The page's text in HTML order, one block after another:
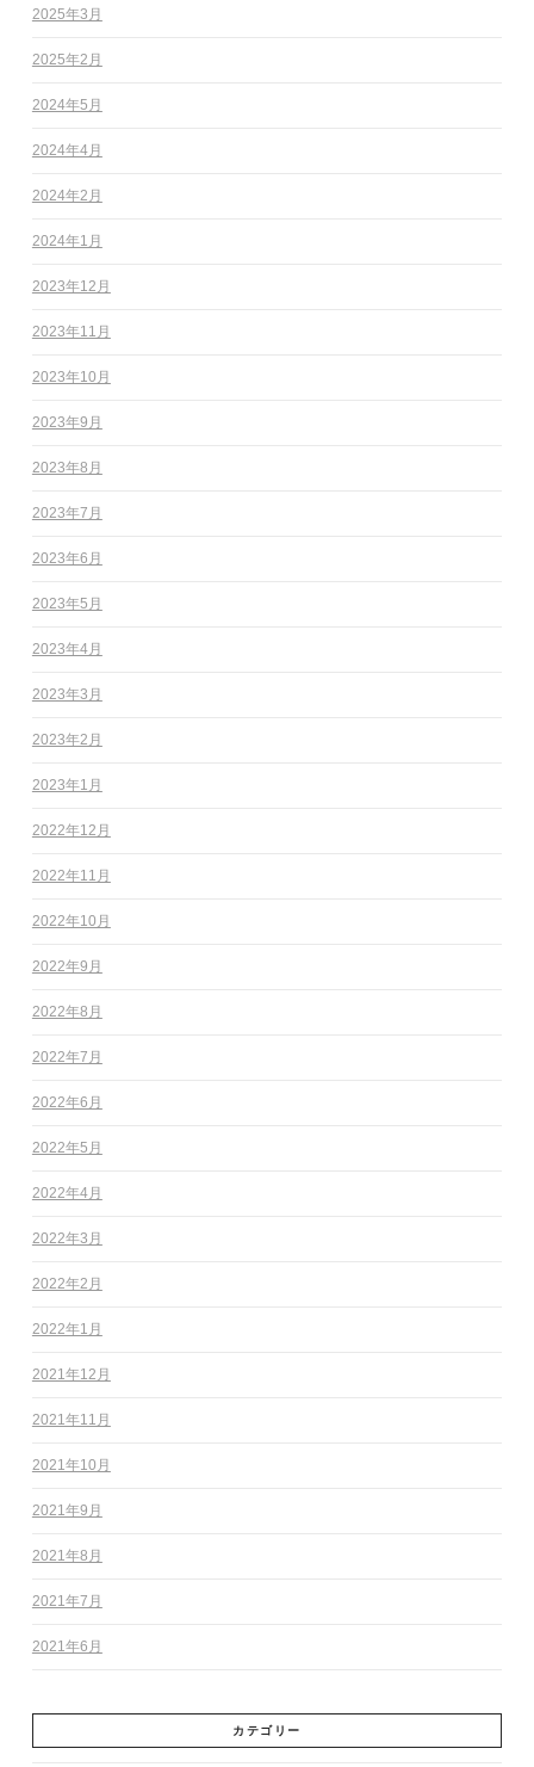
2025年3月
2025年2月
2024年5月
2024年4月
2024年2月
2024年1月
2023年12月
2023年11月
2023年10月
2023年9月
2023年8月
2023年7月
2023年6月
2023年5月
2023年4月
2023年3月
2023年2月
2023年1月
2022年12月
2022年11月
2022年10月
2022年9月
2022年8月
2022年7月
2022年6月
2022年5月
2022年4月
2022年3月
2022年2月
2022年1月
2021年12月
2021年11月
2021年10月
2021年9月
2021年8月
2021年7月
2021年6月
カテゴリー